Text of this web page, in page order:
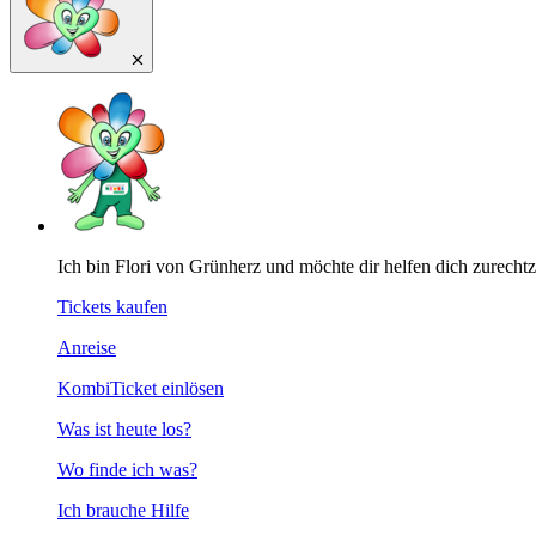
Ich bin Flori von Grünherz und möchte dir helfen dich
Tickets kaufen
Anreise
KombiTicket einlösen
Was ist heute los?
Wo finde ich was?
Ich brauche Hilfe